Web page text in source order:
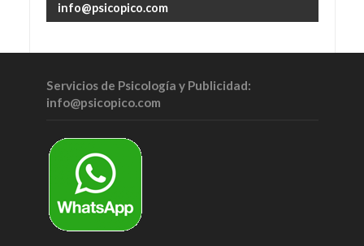
info@psicopico.com
Servicios de Psicología y Publicidad:
info@psicopico.com